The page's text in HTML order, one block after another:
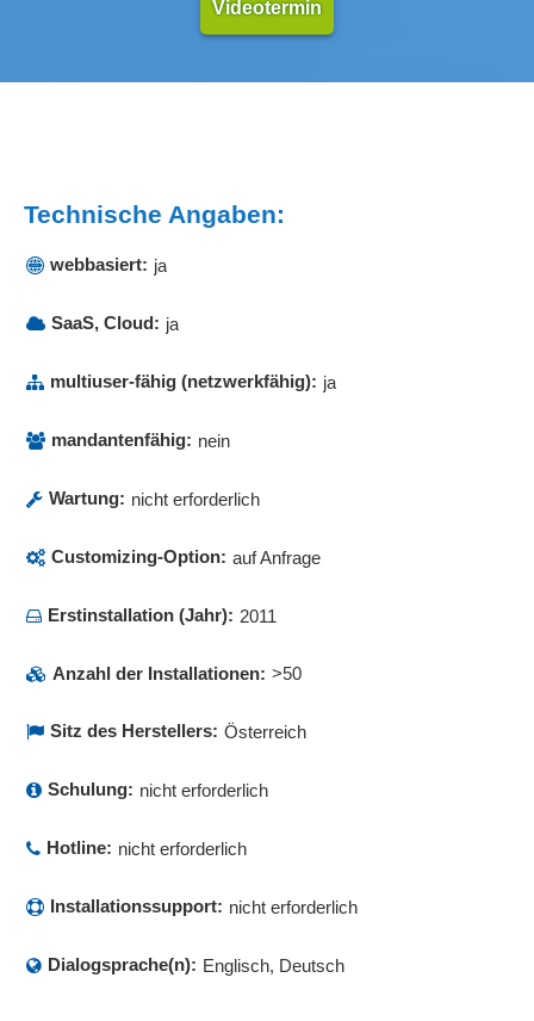
Videotermin
Technische Angaben:
webbasiert: ja
SaaS, Cloud: ja
multiuser-fähig (netzwerkfähig): ja
mandantenfähig: nein
Wartung: nicht erforderlich
Customizing-Option: auf Anfrage
Erstinstallation (Jahr): 2011
Anzahl der Installationen: >50
Sitz des Herstellers: Österreich
Schulung: nicht erforderlich
Hotline: nicht erforderlich
Installationssupport: nicht erforderlich
Dialogsprache(n): Englisch, Deutsch